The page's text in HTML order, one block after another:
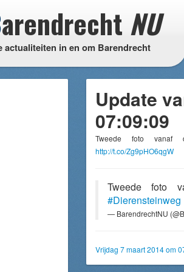
arendrecht NU
actualiteiten in en om Barendrecht
Update
07:09:09
Tweede foto
http://t.co/Zg9pHO6qgW
Tweede foto
#Dierensteinweg
— BarendrechtNU
Vrijdag 7 maart 2014 om